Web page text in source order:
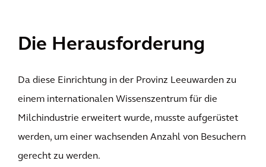
Die Herausforderung
Da diese Einrichtung in der Provinz Leeuwarden zu
einem internationalen Wissenszentrum für die
Milchindustrie erweitert wurde, musste aufgerüstet
werden, um einer wachsenden Anzahl von Besuchern
gerecht zu werden.